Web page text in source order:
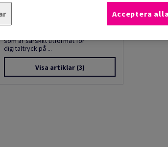
Ecofoil
som är särskilt utformat för
digitaltryck på ...
Visa artiklar(3)
Acceptera